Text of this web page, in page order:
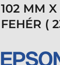
102 MM X
FEHÉR (